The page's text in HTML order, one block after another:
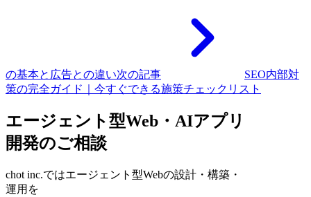
の基本と広告との違い次の記事
SEO内部対
策の完全ガイド｜今すぐできる施策チェックリスト
エージェント型Web・AIアプリ
開発のご相談
chot inc.ではエージェント型Webの設計・構築・
運用を